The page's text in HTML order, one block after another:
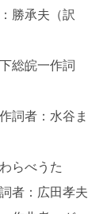
勝承夫（訳
総皖一作詞
詞者：水谷ま
らべうた
者：広田孝夫